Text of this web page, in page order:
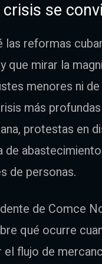
crisis se
las reformas
que mirar la
menores ni
más
protestas en
de personas.
de Comce
qué ocurre
flujo de